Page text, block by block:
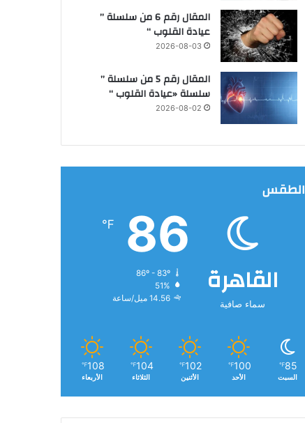
المقال رقم 6 من سلسلة ”
عيادة القلوب “
2026-08-03
المقال رقم 5 من سلسلة ”
سلسلة «عيادة القلوب “
2026-08-02
الطقس
القاهرة
سماء صافية
86
℉
86º - 83º
51%
14.56 ميل/ساعة
85
℉
السبت
100
℉
الأحد
102
℉
الأثنين
104
℉
الثلاثاء
108
℉
الأربعاء